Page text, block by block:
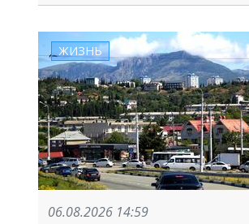
ЖИЗНЬ
06.08.2026 14:59